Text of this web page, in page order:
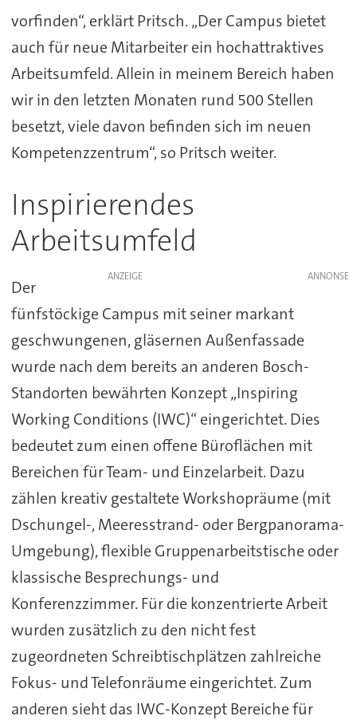
vorfinden“, erklärt Pritsch. „Der Campus bietet
auch für neue Mitarbeiter ein hochattraktives
Arbeitsumfeld. Allein in meinem Bereich haben
wir in den letzten Monaten rund 500 Stellen
besetzt, viele davon befinden sich im neuen
Kompetenzzentrum“, so Pritsch weiter.
Inspirierendes
Arbeitsumfeld
ANZEIGE
Der
fünfstöckige Campus mit seiner markant
geschwungenen, gläsernen Außenfassade
wurde nach dem bereits an anderen Bosch-
Standorten bewährten Konzept „Inspiring
Working Conditions (IWC)“ eingerichtet. Dies
bedeutet zum einen offene Büroflächen mit
Bereichen für Team- und Einzelarbeit. Dazu
zählen kreativ gestaltete Workshopräume (mit
Dschungel-, Meeresstrand- oder Bergpanorama-
Umgebung), flexible Gruppenarbeitstische oder
klassische Besprechungs- und
Konferenzzimmer. Für die konzentrierte Arbeit
wurden zusätzlich zu den nicht fest
zugeordneten Schreibtischplätzen zahlreiche
Fokus- und Telefonräume eingerichtet. Zum
anderen sieht das IWC-Konzept Bereiche für